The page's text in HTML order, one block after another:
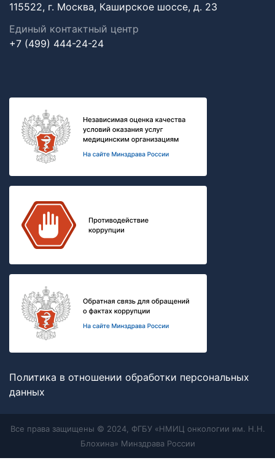
115522, г. Москва, Каширское шоссе, д. 23
Единый контактный центр
+7 (499) 444-24-24
Политика в отношении обработки персональных
данных
Все права защищены © 2024, ФГБУ «НМИЦ онкологии им. Н.Н.
Блохина» Минздрава России